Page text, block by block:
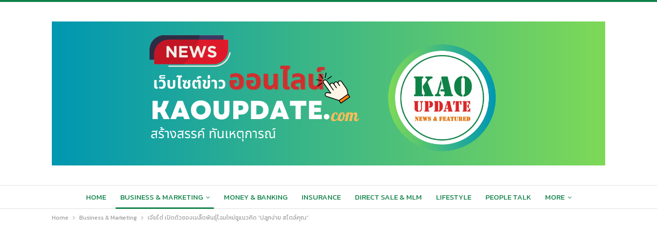
HOME BUSINESS & MARKETING MONEY & BANKING INSURANCE DIRECT SALE & MLM LIFESTYLE PEOPLE TALK MORE
Home Business & Marketing เจียไต๋ เปิดตัวซองเมล็ดพันธุ์โฉมใหม่ชูแนวคิด “ปลูกง่าย สไตล์คุณ”